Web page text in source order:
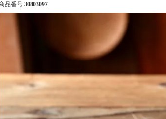
品番号 30803097